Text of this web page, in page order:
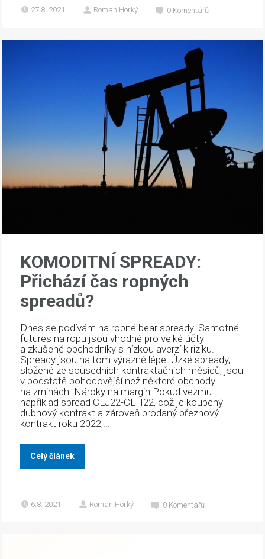
27.8. 2021 Roman Horký 0 Komentářů
KOMODITNÍ SPREADY:
Přichází čas ropných
spreadů?
Dnes se podívám na ropné bear spready. Samotné
futures na ropu jsou vhodné pro velké účty
a zkušené obchodníky s nízkou averzí k riziku.
Spready jsou na tom výrazně lépe. Úzké spready,
složené ze sousedních kontraktačních měsíců, jsou
v podstatě pohodovější než některé obchody
na zrninách. Nároky na margin Pokud vezmu
například spread CLJ22-CLH22, což je koupený
dubnový kontrakt a zároveň prodaný březnový
kontrakt roku 2022,...
Celý článek
6.8. 2021 Roman Horký 0 Komentářů